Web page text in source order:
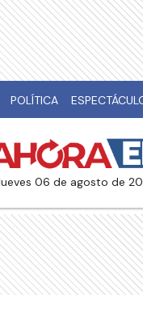
POLÍTICA
jueves 06 de agosto de